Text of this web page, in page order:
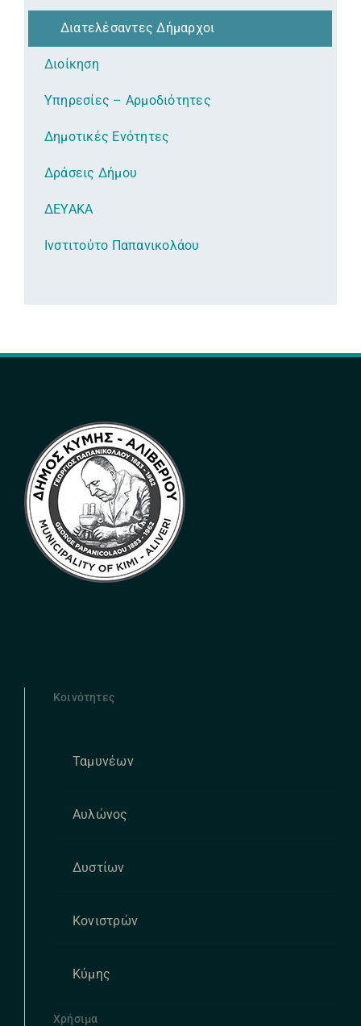
Διατελέσαντες Δήμαρχοι
Διοίκηση
Υπηρεσίες – Αρμοδιότητες
Δημοτικές Ενότητες
Δράσεις Δήμου
ΔΕΥΑΚΑ
Ινστιτούτο Παπανικολάου
Κοινότητες
Ταμυνέων
Αυλώνος
Δυστίων
Κονιστρών
Κύμης
Χρήσιμα